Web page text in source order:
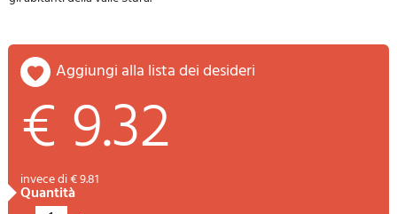
aggiungi alla lista dei desideri
€ 9.32
invece di € 9.81
quantità